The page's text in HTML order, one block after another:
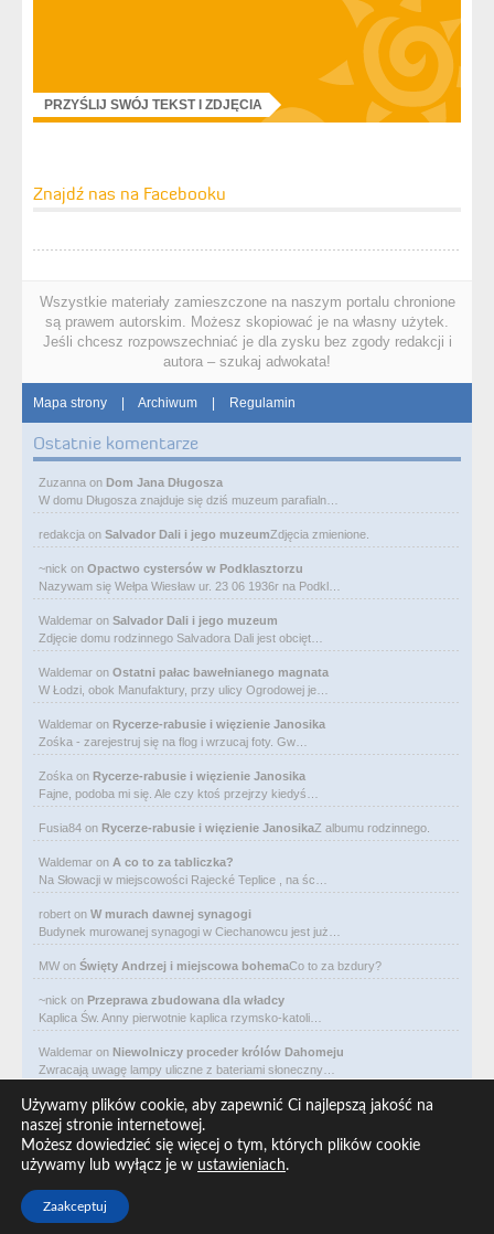
PRZYŚLIJ SWÓJ TEKST I ZDJĘCIA
Znajdź nas na Facebooku
Wszystkie materiały zamieszczone na naszym portalu chronione
są prawem autorskim. Możesz skopiować je na własny użytek.
Jeśli chcesz rozpowszechniać je dla zysku bez zgody redakcji i
autora – szukaj adwokata!
Mapa strony | Archiwum | Regulamin
Ostatnie komentarze
Zuzanna on Dom Jana Długosza
W domu Długosza znajduje się dziś muzeum parafialn…
redakcja on Salvador Dali i jego muzeumZdjęcia zmienione.
~nick on Opactwo cystersów w Podklasztorzu
Nazywam się Wełpa Wiesław ur. 23 06 1936r na Podkl…
Waldemar on Salvador Dali i jego muzeum
Zdjęcie domu rodzinnego Salvadora Dali jest obcięt…
Waldemar on Ostatni pałac bawełnianego magnata
W Łodzi, obok Manufaktury, przy ulicy Ogrodowej je…
Waldemar on Rycerze-rabusie i więzienie Janosika
Zośka - zarejestruj się na flog i wrzucaj foty. Gw…
Zośka on Rycerze-rabusie i więzienie Janosika
Fajne, podoba mi się. Ale czy ktoś przejrzy kiedyś…
Fusia84 on Rycerze-rabusie i więzienie JanosikaZ albumu rodzinnego.
Waldemar on A co to za tabliczka?
Na Słowacji w miejscowości Rajecké Teplice , na śc…
robert on W murach dawnej synagogi
Budynek murowanej synagogi w Ciechanowcu jest już…
MW on Święty Andrzej i miejscowa bohemaCo to za bzdury?
~nick on Przeprawa zbudowana dla władcy
Kaplica Św. Anny pierwotnie kaplica rzymsko-katoli…
Waldemar on Niewolniczy proceder królów Dahomeju
Zwracają uwagę lampy uliczne z bateriami słoneczny…
Waldemar on Adam Asnyk. Poeta z mojego miasta
CIEKAWOSTKA że pod banderą Malty pływa statek m/v…
Waldemar on
Historia na Wawelskim Wzgórzu
Michał Bogoria Skotnicki (1775–1808). Portret Mich…
Używamy plików cookie, aby zapewnić Ci najlepszą jakość na
naszej stronie internetowej.
Możesz dowiedzieć się więcej o tym, których plików cookie
używamy lub wyłącz je w ustawieniach.
Zaakceptuj